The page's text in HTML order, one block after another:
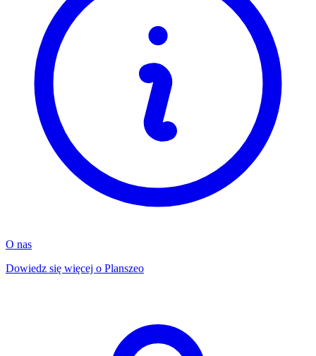
O nas
Dowiedz się więcej o Planszeo